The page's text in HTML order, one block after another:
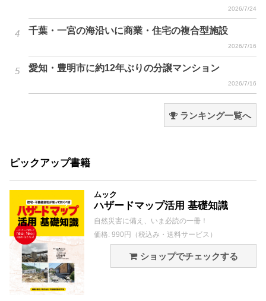
2026/7/24
千葉・一宮の海沿いに商業・住宅の複合型施設
2026/7/16
愛知・豊明市に約12年ぶりの分譲マンション
2026/7/16
ランキング一覧へ
ピックアップ書籍
ムック
ハザードマップ活用 基礎知識
自然災害に備え、いま必読の一冊！
価格: 990円（税込み・送料サービス）
ショップでチェックする